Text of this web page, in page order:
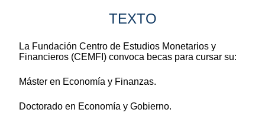
TEXTO
La Fundación Centro de Estudios Monetarios y
Financieros (CEMFI) convoca becas para cursar su:
Máster en Economía y Finanzas.
Doctorado en Economía y Gobierno.